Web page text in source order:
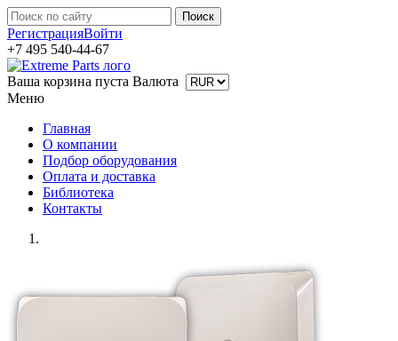
РегистрацияВойти
+7 495 540-44-67
Ваша корзина пуста Валюта
Меню
Главная
О компании
Подбор оборудования
Оплата и доставка
Библиотека
Контакты